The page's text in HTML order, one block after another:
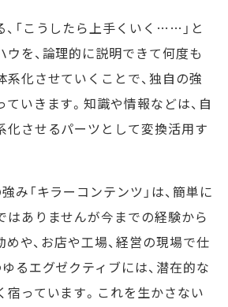
「こうしたら上手くいく……」と
を、論理的に説明できて何度も
化させていくことで、独自の強
いきます。知識や情報などは、自
化させるパーツとして変換活用す
み「キラーコンテンツ」は、簡単に
はありませんが今までの経験から
や、お店や工場、経営の現場で仕
るエグゼクティブには、潜在的な
宿っています。これを生かさない